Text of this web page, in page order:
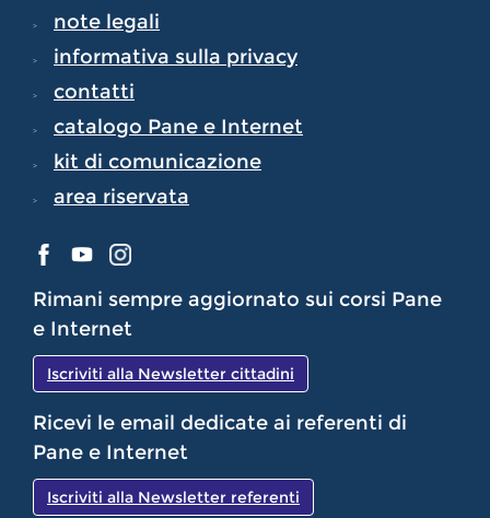
note legali
informativa sulla privacy
contatti
catalogo Pane e Internet
kit di comunicazione
area riservata
Rimani sempre aggiornato sui corsi Pane
e Internet
Iscriviti alla Newsletter cittadini
Ricevi le email dedicate ai referenti di
Pane e Internet
Iscriviti alla Newsletter referenti